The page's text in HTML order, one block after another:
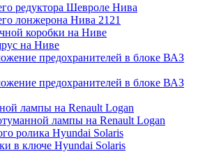
редуктора Шевроле Нива
лонжерона Нива 2121
коробки на Ниве
на Ниве
предохранителей в блоке ВАЗ
предохранителей в блоке ВАЗ
лампы на Renault Logan
лампы на Renault Logan
ролика Hyundai Solaris
в ключе Hyundai Solaris